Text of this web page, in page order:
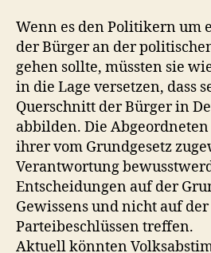
Wenn es den Politikern um
der Bürger an der
gehen sollte, müssten sie
in die Lage versetzen, dass
Querschnitt der Bürger in
abbilden. Die
ihrer vom Grundgesetz
Verantwortung
Entscheidungen auf der
Gewissens und nicht auf
Parteibeschlüssen treffen.
Aktuell könnten